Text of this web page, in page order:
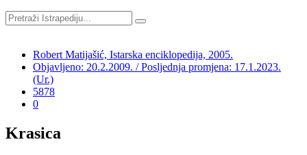
Robert Matijašić, Istarska enciklopedija, 2005.
Objavljeno: 20.2.2009. / Posljednja promjena: 17.1.2023.
(Ur.)
5878
0
Krasica